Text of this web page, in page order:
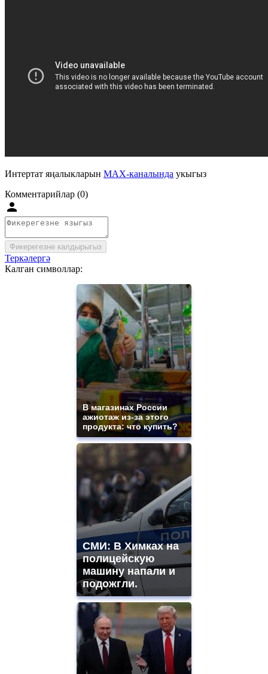
Интертат яңалыкларын MAX-каналында укыгыз
Комментарийлар (0)
Фикерегезне калдырыгыз
Теркәлергә
Калган символлар:
В магазинах России
ажиотаж из-за этого
продукта: что купить?
СМИ: В Химках на
полицейскую
машину напали и
подожгли.